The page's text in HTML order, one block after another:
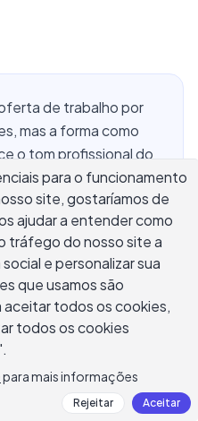
de trabalho por
mas a forma como
o tom profissional do
novo empregador
pela porta. Um email
escrito confirma os
— salário, data de
acordada —
genuíno sem
A maioria
o momento com
ou o torna algo
guia cobre o que
modelos prontos
para o funcionamento
site, gostaríamos de
ajudar a entender como
tráfego do nosso site a
e personalizar sua
que usamos são
todos os cookies,
todos os cookies
para mais informações
Rejeitar Aceitar